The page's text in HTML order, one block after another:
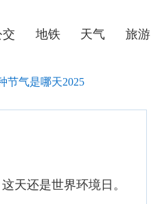
交 地铁 天气 旅游
节气是哪天2025
这天还是世界环境日。